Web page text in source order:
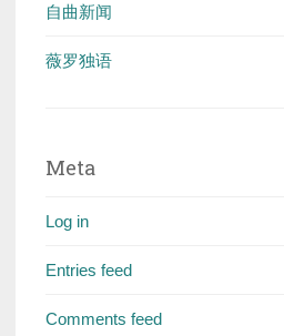
自曲新闻
薇罗独语
Meta
Log in
Entries feed
Comments feed